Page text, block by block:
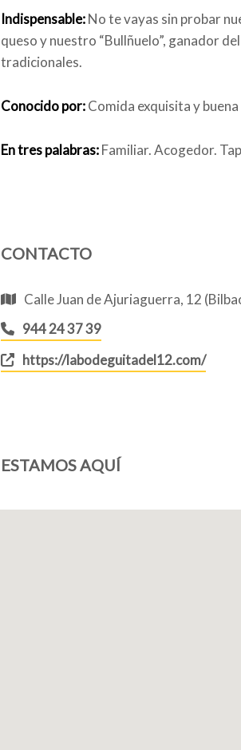
Indispensable:No te vayas sin probar
queso y nuestro “Bullñuelo”, ganador
tradicionales.
Conocido por:Comida exquisita y
En tres palabras:Familiar. Acogedor.
CONTACTO
Calle Juan de Ajuriaguerra, 12
944 24 37 39
https://labodeguitadel12.com/
ESTAMOS AQUÍ